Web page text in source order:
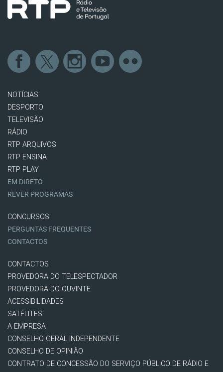
NOTÍCIAS
DESPORTO
TELEVISÃO
RÁDIO
RTP ARQUIVOS
RTP ENSINA
RTP PLAY
EM DIRETO
REVER PROGRAMAS
CONCURSOS
PERGUNTAS FREQUENTES
CONTACTOS
CONTACTOS
PROVEDORA DO TELESPECTADOR
PROVEDORA DO OUVINTE
ACESSIBILIDADES
SATÉLITES
A EMPRESA
CONSELHO GERAL INDEPENDENTE
CONSELHO DE OPINIÃO
CONTRATO DE CONCESSÃO DO SERVIÇO PÚBLICO DE RÁDIO E